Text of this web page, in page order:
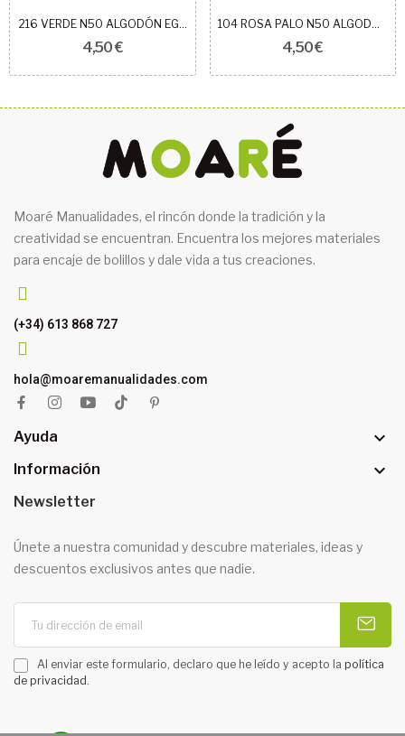
216 VERDE N50 ALGODÓN EGIPCIO ROYAL
4,50 €
104 ROSA PALO N50 ALGODÓN EGIPCIO ROYAL
4,50 €
Moaré Manualidades, el rincón donde la tradición y la
creatividad se encuentran. Encuentra los mejores materiales
para encaje de bolillos y dale vida a tus creaciones.
(+34) 613 868 727
hola@moaremanualidades.com
Ayuda 
Información 
Newsletter
Únete a nuestra comunidad y descubre materiales, ideas y
descuentos exclusivos antes que nadie.
Al enviar este formulario, declaro que he leído y acepto la política
de privacidad .